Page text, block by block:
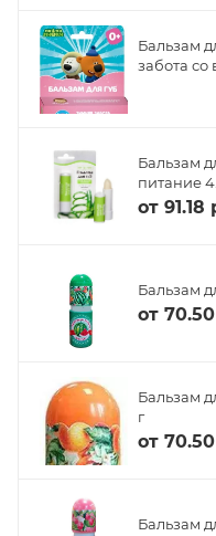
Бальзам
забота со
Бальзам
питание
от 91.18
Бальзам
от
Бальзам
г
от
Бальзам